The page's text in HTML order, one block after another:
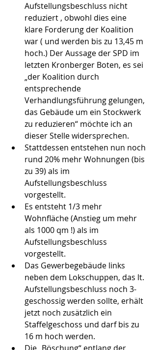
Aufstellungsbeschluss nicht
reduziert , obwohl dies eine
klare Forderung der Koalition
war ( und werden bis zu 13,45 m
hoch.) Der Aussage der SPD im
letzten Kronberger Boten, es sei
„der Koalition durch
entsprechende
Verhandlungsführung gelungen,
das Gebäude um ein Stockwerk
zu reduzieren“ möchte ich an
dieser Stelle widersprechen.
Stattdessen entstehen nun noch
rund 20% mehr Wohnungen (bis
zu 39) als im
Aufstellungsbeschluss
vorgestellt.
Es entsteht 1/3 mehr
Wohnfläche (Anstieg um mehr
als 1000 qm !) als im
Aufstellungsbeschluss
vorgestellt.
Das Gewerbegebäude links
neben dem Lokschuppen, das lt.
Aufstellungsbeschluss noch 3-
geschossig werden sollte, erhält
jetzt noch zusätzlich ein
Staffelgeschoss und darf bis zu
16 m hoch werden.